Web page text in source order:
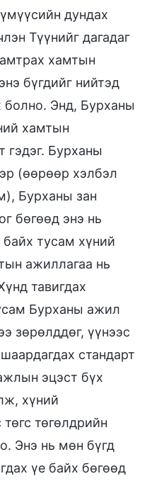
дундах
Түүнийг дагадаг
хамтын
бүгдийг нийтэд
болно. Энд, Бурханы
хамтын
гэдэг. Бурханы
(өөрөөр хэлбэл
Бурханы зан
бөгөөд энэ нь
байх тусам хүний
ажиллагаа нь
тавигдах
Бурханы ажил
зөрөлддөг, үүнээс
стандарт
эцэст бүх
хүний
төгөлдрийн
Энэ нь мөн бүгд
үе байх бөгөөд